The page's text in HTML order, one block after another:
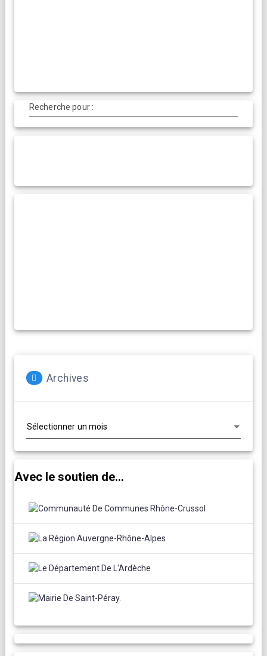
Recherche pour :
Archives
Avec le soutien de...